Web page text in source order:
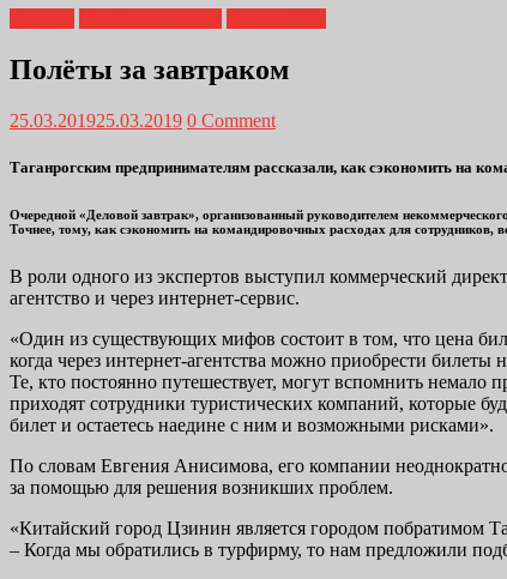
Полёты за завтраком
25.03.201925.03.2019 0 Comment
Таганрогским предпринимателям рассказали, как сэкономить на
Очередной «Деловой завтрак», организованный руководителем
Точнее, тому, как сэкономить на командировочных расходах для сотрудников,
В роли одного из экспертов выступил коммерческий
агентство и через интернет-сервис.
«Один из существующих мифов состоит в том, что цена
когда через интернет-агентства можно приобрести
Те, кто постоянно путешествует, могут вспомнить
приходят сотрудники туристических компаний, которые
билет и остаетесь наедине с ним и возможными рисками».
По словам Евгения Анисимова, его компании
за помощью для решения возникших проблем.
«Китайский город Цзинин является городом побратимом
– Когда мы обратились в турфирму, то нам предложили